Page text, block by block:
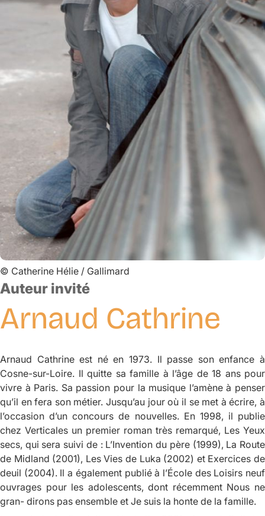
© Catherine Hélie / Gallimard
Auteur invité
Arnaud Cathrine
Arnaud Cathrine est né en 1973. Il passe son enfance à
Cosne-sur-Loire. Il quitte sa famille à l’âge de 18 ans pour
vivre à Paris. Sa passion pour la musique l’amène à penser
qu’il en fera son métier. Jusqu’au jour où il se met à écrire, à
l’occasion d’un concours de nouvelles. En 1998, il publie
chez Verticales un premier roman très remarqué, Les Yeux
secs, qui sera suivi de : L’Invention du père (1999), La Route
de Midland (2001), Les Vies de Luka (2002) et Exercices de
deuil (2004). Il a également publié à l’École des Loisirs neuf
ouvrages pour les adolescents, dont récemment Nous ne
gran- dirons pas ensemble et Je suis la honte de la famille.